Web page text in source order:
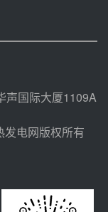
低碳电力供给
声国际大厦1109A
电网版权所有